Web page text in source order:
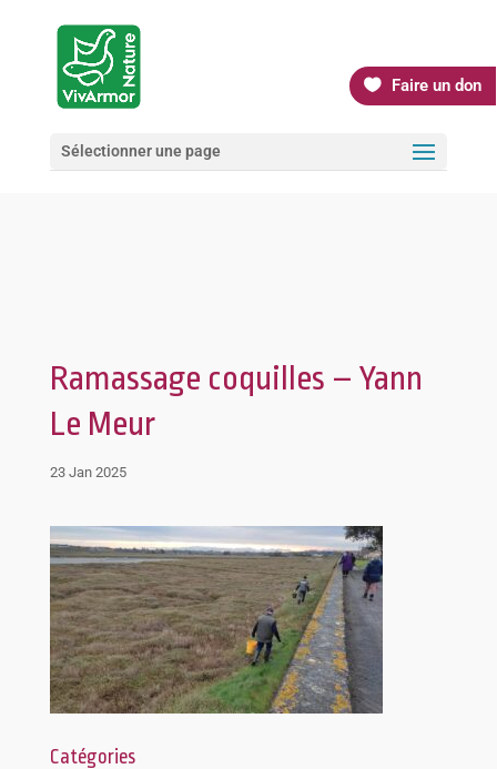
Faire un don
Sélectionner une page
Ramassage coquilles – Yann
Le Meur
23 Jan 2025
Catégories